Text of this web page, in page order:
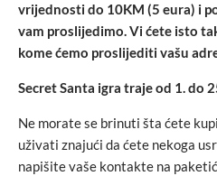
vrijednosti do 10KM (5 eura) i
vam proslijedimo. Vi ćete isto
kome ćemo proslijediti vašu
Secret Santa igra traje od 1. do
Ne morate se brinuti šta ćete
uživati znajući da ćete nekoga
napišite vaše kontakte na